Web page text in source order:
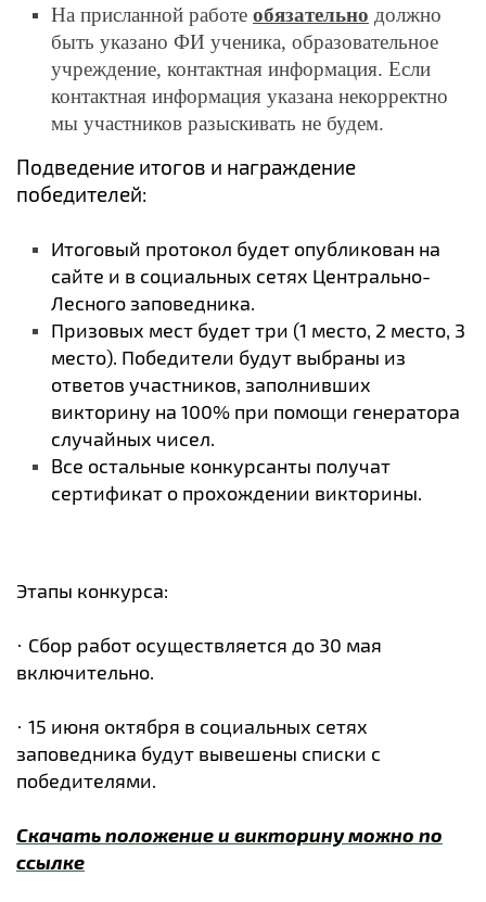
На присланной работе обязательно должно
быть указано ФИ ученика, образовательное
учреждение, контактная информация. Если
контактная информация указана некорректно
мы участников разыскивать не будем.
Подведение итогов и награждение
победителей:
Итоговый протокол будет опубликован на
сайте и в социальных сетях Центрально-
Лесного заповедника.
Призовых мест будет три (1 место, 2 место, 3
место). Победители будут выбраны из
ответов участников, заполнивших
викторину на 100% при помощи генератора
случайных чисел.
Все остальные конкурсанты получат
сертификат о прохождении викторины.
Этапы конкурса:
· Сбор работ осуществляется до 30 мая
включительно.
· 15 июня октября в социальных сетях
заповедника будут вывешены списки с
победителями.
Скачать положение и викторину можно по
ссылке